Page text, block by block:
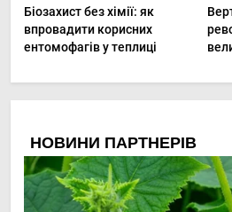
Біозахист без хімії: як
впровадити корисних
ентомофагів у теплиці